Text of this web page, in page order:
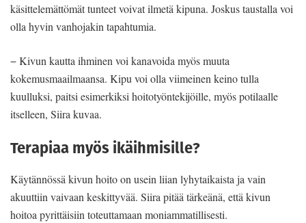
käsittelemättömät tunteet voivat ilmetä kipuna. Joskus taustalla voi
olla hyvin vanhojakin tapahtumia.
− Kivun kautta ihminen voi kanavoida myös muuta
kokemusmaailmaansa. Kipu voi olla viimeinen keino tulla
kuulluksi, paitsi esimerkiksi hoitotyöntekijöille, myös potilaalle
itselleen, Siira kuvaa.
Terapiaa myös ikäihmisille?
Käytännössä kivun hoito on usein liian lyhytaikaista ja vain
akuuttiin vaivaan keskittyvää. Siira pitää tärkeänä, että kivun
hoitoa pyrittäisiin toteuttamaan moniammatillisesti.